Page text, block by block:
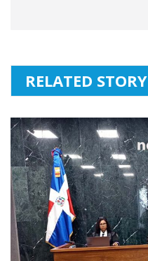
RELATED STORY